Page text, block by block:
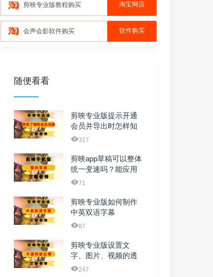
剪映专业版教程购买 淘宝网店
会声会影软件购买 软件购买
随便看看
剪映专业版提示开通
会员并导出时怎样知
道使用了哪些vip功能
317
剪映app草稿可以整体
统一变速吗？能应用
全局吗？
71
剪映专业版如何制作
中英双语字幕
87
剪映专业版设置文
字、图片、视频的透
明度247